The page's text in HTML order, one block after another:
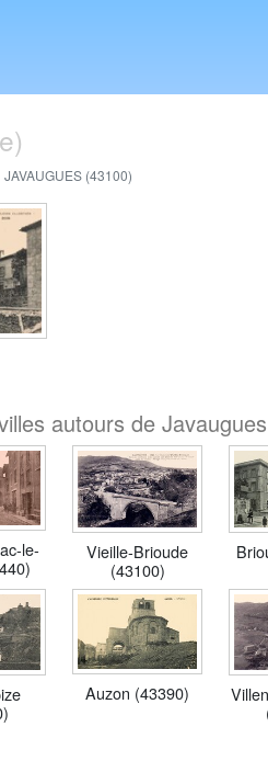
JAVAUGUES (43100)
autours de Javaugues
le-
Vieille-Brioude
(43100)
Auzon (43390)